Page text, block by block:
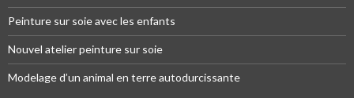
Peinture sur soie avec les enfants
Nouvel atelier peinture sur soie
Modelage d’un animal en terre autodurcissante